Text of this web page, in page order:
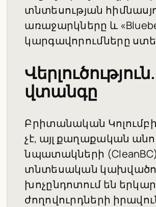
տնտեսության
առաջարկները և
կարգավորումները
վտանգը
Բրիտանական
չէ, այլ քաղաքական
նպատակների
տնտեսական
խոչընդոտում են
ժողովուրդների